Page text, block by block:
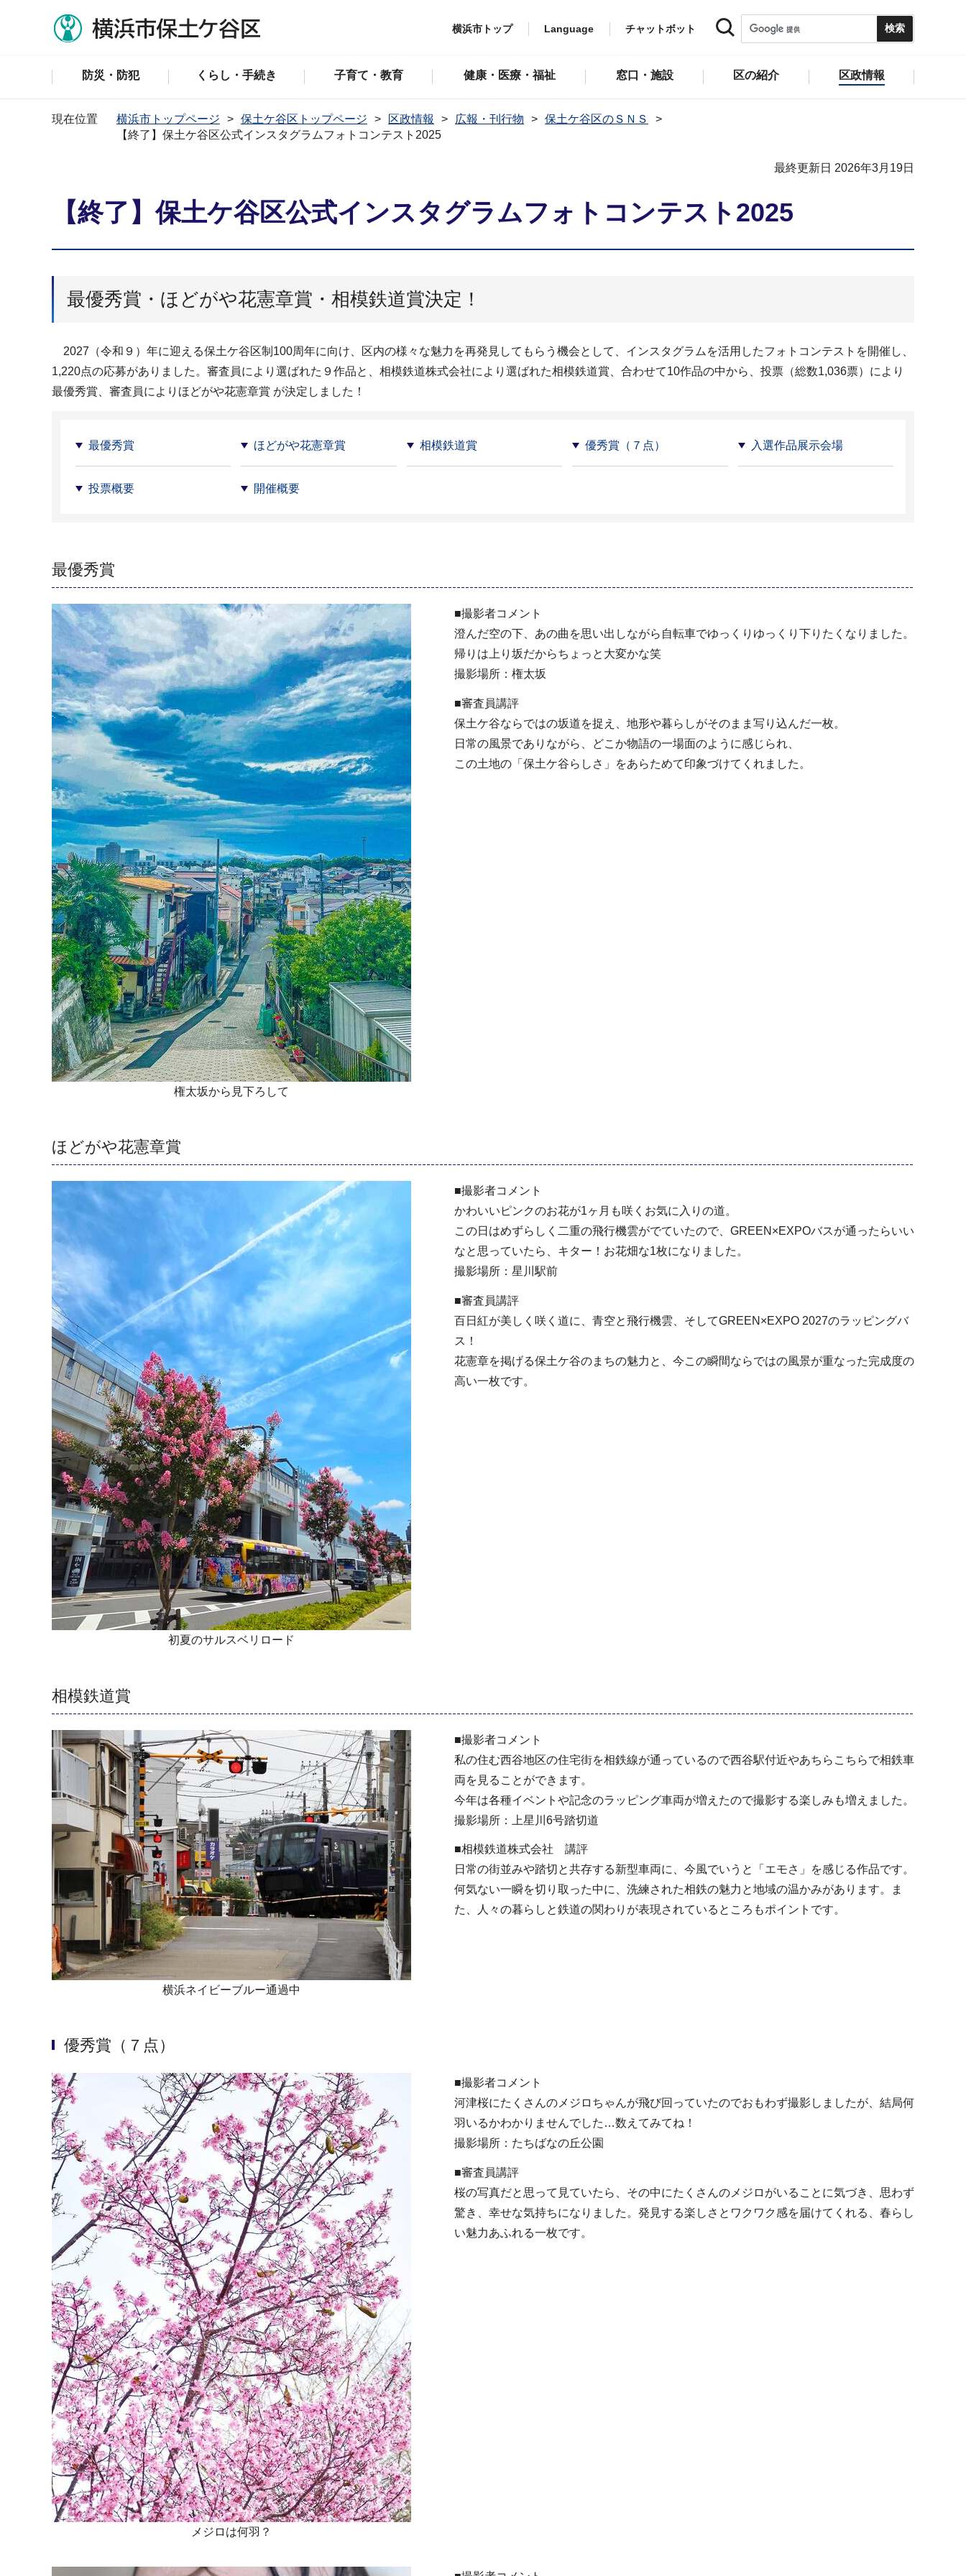
横浜市トップ Language チャットボット
防災・防犯 くらし・手続き 子育て・教育 健康・医療・福祉 窓口・施設 区の紹介 区政情報
現在位置 横浜市トップページ 保土ケ谷区トップページ 区政情報 広報・刊行物
保土ケ谷区のＳＮＳ
【終了】保土ケ谷区公式インスタグラムフォトコンテスト2025
最終更新日 2026年3月19日
【終了】保土ケ谷区公式インスタグラムフォトコンテスト2025
最優秀賞・ほどがや花憲章賞・相模鉄道賞決定！
2027（令和９）年に迎える保土ケ谷区制100周年に向け、区内の様々な魅力を再発見してもらう機会として、インスタグラムを活用したフォトコンテストを開催し、
1,220点の応募がありました。審査員により選ばれた９作品と、相模鉄道株式会社により選ばれた相模鉄道賞、合わせて10作品の中から、投票（総数1,036票）により
最優秀賞、審査員によりほどがや花憲章賞 が決定しました！
最優秀賞 ほどがや花憲章賞 相模鉄道賞 優秀賞（７点） 入選作品展示会場
投票概要 開催概要
最優秀賞
権太坂から見下ろして
■撮影者コメント
澄んだ空の下、あの曲を思い出しながら自転車でゆっくりゆっくり下りたくなりました。
帰りは上り坂だからちょっと大変かな笑
撮影場所：権太坂
■審査員講評
保土ケ谷ならではの坂道を捉え、地形や暮らしがそのまま写り込んだ一枚。
日常の風景でありながら、どこか物語の一場面のように感じられ、
この土地の「保土ケ谷らしさ」をあらためて印象づけてくれました。
ほどがや花憲章賞
初夏のサルスベリロード
■撮影者コメント
かわいいピンクのお花が1ヶ月も咲くお気に入りの道。
この日はめずらしく二重の飛行機雲がでていたので、GREEN×EXPOバスが通ったらいい
なと思っていたら、キター！お花畑な1枚になりました。
撮影場所：星川駅前
■審査員講評
百日紅が美しく咲く道に、青空と飛行機雲、そしてGREEN×EXPO 2027のラッピングバ
ス！
花憲章を掲げる保土ケ谷のまちの魅力と、今この瞬間ならではの風景が重なった完成度の
高い一枚です。
相模鉄道賞
横浜ネイビーブルー通過中
■撮影者コメント
私の住む西谷地区の住宅街を相鉄線が通っているので西谷駅付近やあちらこちらで相鉄車
両を見ることができます。
今年は各種イベントや記念のラッピング車両が増えたので撮影する楽しみも増えました。
撮影場所：上星川6号踏切道
■相模鉄道株式会社 講評
日常の街並みや踏切と共存する新型車両に、今風でいうと「エモさ」を感じる作品です。
何気ない一瞬を切り取った中に、洗練された相鉄の魅力と地域の温かみがあります。ま
た、人々の暮らしと鉄道の関わりが表現されているところもポイントです。
優秀賞（７点）
メジロは何羽？
■撮影者コメント
河津桜にたくさんのメジロちゃんが飛び回っていたのでおもわず撮影しましたが、結局何
羽いるかわかりませんでした…数えてみてね！
撮影場所：たちばなの丘公園
■審査員講評
桜の写真だと思って見ていたら、その中にたくさんのメジロがいることに気づき、思わず
驚き、幸せな気持ちになりました。発見する楽しさとワクワク感を届けてくれる、春らし
い魅力あふれる一枚です。